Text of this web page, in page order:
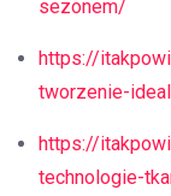
sezonem/
https://
tworzenie-
https://
technologie-